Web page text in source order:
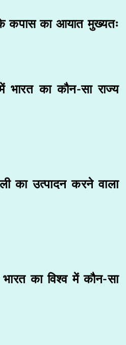
कपास का आयात मुख्यतः
भारत का कौन-सा राज्य
का उत्पादन करने वाला
का विश्व में कौन-सा